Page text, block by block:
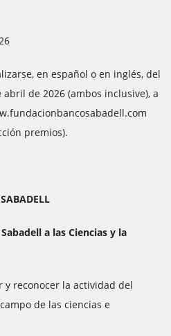
en español o en inglés, del
de 2026 (ambos inclusive), a
premios).
a las Ciencias y la
y reconocer la actividad del
de las ciencias e